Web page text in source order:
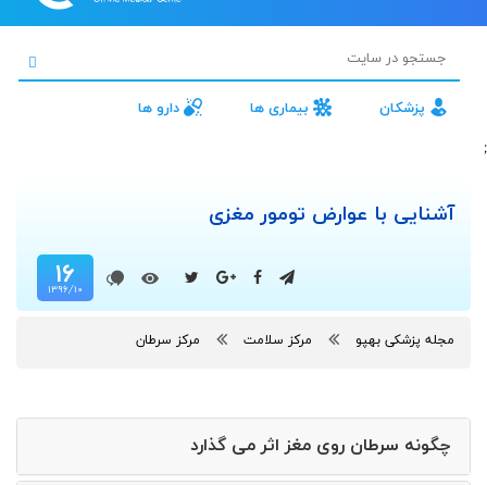
پزشکان بیماری ها دارو ها
;
آشنایی با عوارض تومور مغزی
۱۶
۱۳۹۶/۱۰
مجله پزشکی بهپو مرکز سلامت مرکز سرطان
چگونه سرطان روی مغز اثر می گذارد